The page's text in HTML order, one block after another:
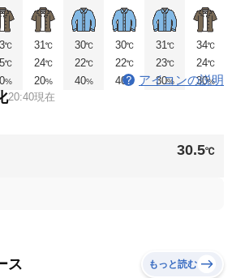
℃
℃
%
31℃
24℃
20%
30℃
22℃
40%
30℃
22℃
40 %
31℃
23℃
30%
34℃
24℃
30%
アイコンの説明
20:40現在
30.5℃
ス もっと読む